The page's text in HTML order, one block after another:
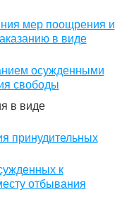
мер поощрения и
в виде
осужденными
свободы
в виде
принудительных
к
отбывания